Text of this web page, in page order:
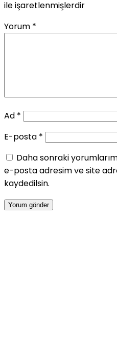
ile işaretlenmişlerdir
Yorum *
Ad *
E-posta *
Daha sonraki
e-posta adresim ve site
kaydedilsin.